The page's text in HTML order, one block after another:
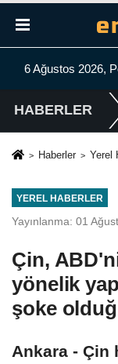
6 Ağustos 2026,
HABERLER
Haberler Yerel
YEREL HABERLER
Yayınlanma: 01
Çin,
yönelik
şoke
Ankara - Çin